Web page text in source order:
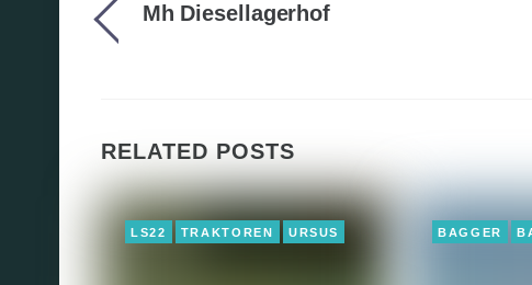
Mh Diesellagerhof
RELATED POSTS
LS22 TRAKTOREN URSUS BAGGER